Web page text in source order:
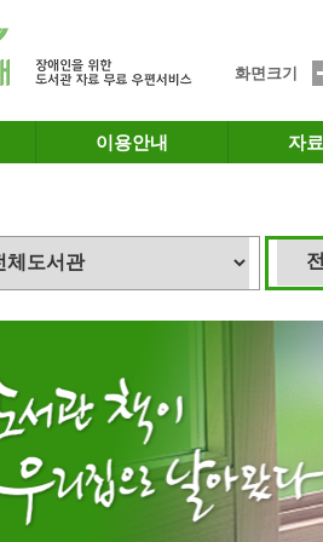
화면크기
이용안내 자